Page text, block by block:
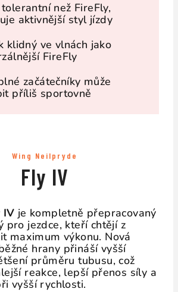
než FireFly,
aktivnější styl jízdy
klidný ve vlnách jako
FireFly
začátečníky může
příliš sportovně
Wing Neilpryde
Fly IV
IV je kompletně přepracovaný
pro jezdce, kteří chtějí z
maximum výkonu. Nová
hrany přináší vyšší
průměru tubusu, což
reakce, lepší přenos síly a
vyšší rychlosti.